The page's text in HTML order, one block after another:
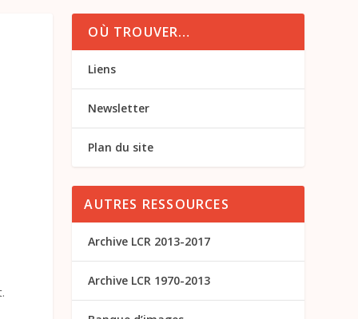
OÙ TROUVER…
Liens
Newsletter
Plan du site
AUTRES RESSOURCES
Archive LCR 2013-2017
Archive LCR 1970-2013